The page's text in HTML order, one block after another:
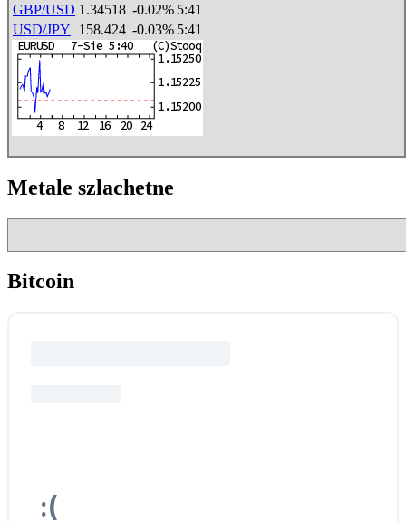
GBP/USD 1.34518 -0.02% 5:41
USD/JPY
158.424 -0.03% 5:41
Metale szlachetne
Bitcoin